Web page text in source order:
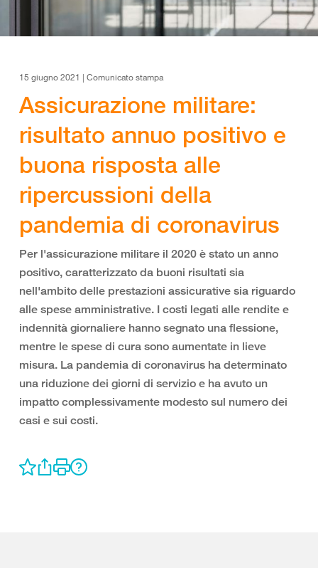
15 giugno 2021 | Comunicato stampa
Assicurazione militare:
risultato annuo positivo e
buona risposta alle
ripercussioni della
pandemia di coronavirus
Per l'assicurazione militare il 2020 è stato un anno
positivo, caratterizzato da buoni risultati sia
nell'ambito delle prestazioni assicurative sia riguardo
alle spese amministrative. I costi legati alle rendite e
indennità giornaliere hanno segnato una flessione,
mentre le spese di cura sono aumentate in lieve
misura. La pandemia di coronavirus ha determinato
una riduzione dei giorni di servizio e ha avuto un
impatto complessivamente modesto sul numero dei
casi e sui costi.